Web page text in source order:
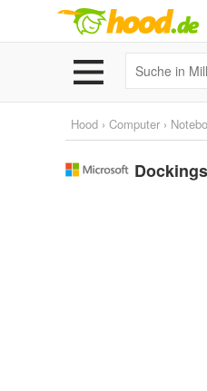
Hood › Computer ›